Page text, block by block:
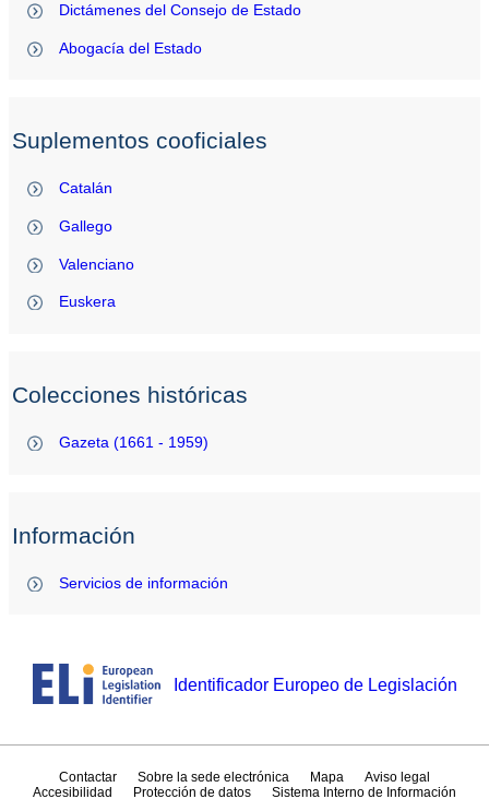
Dictámenes del Consejo de Estado
Abogacía del Estado
Suplementos cooficiales
Catalán
Gallego
Valenciano
Euskera
Colecciones históricas
Gazeta (1661 - 1959)
Información
Servicios de información
Identificador Europeo de Legislación
Contactar Sobre la sede electrónica Mapa
Aviso legal
Accesibilidad
Protección de datos Sistema Interno de Información